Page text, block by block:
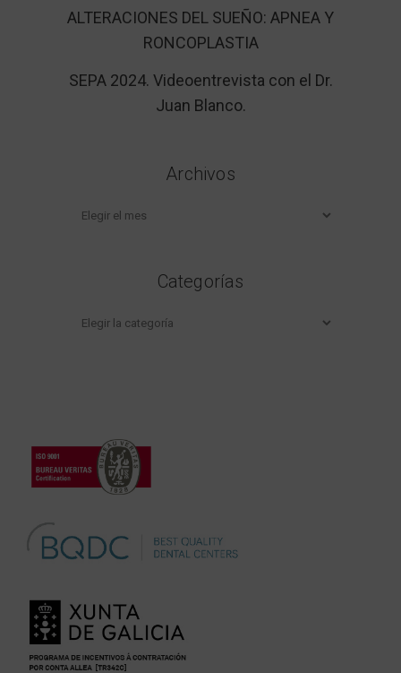
ALTERACIONES DEL SUEÑO: APNEA Y
RONCOPLASTIA
SEPA 2024. Videoentrevista con el Dr.
Juan Blanco.
Archivos
Archivos
Categorías
Categorías